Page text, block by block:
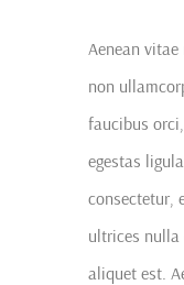
Aenean
non
faucibus
egestas
consectetur,
ultrices
aliquet est.